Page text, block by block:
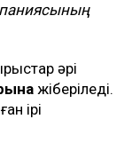
әрі
жіберіледі.
ірі